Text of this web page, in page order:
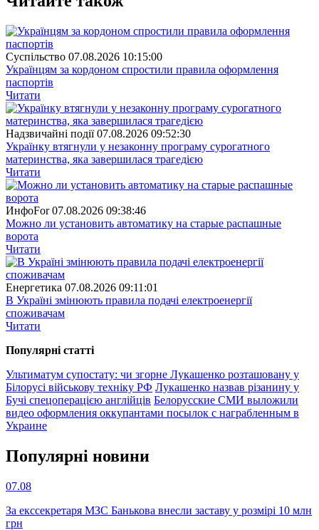
Суспiльство 07.08.2026 10:15:00
Українцям за кордоном спростили правила оформлення
паспортів
Читати
Надзвичайні події 07.08.2026 09:52:30
Українку втягнули у незаконну програму сурогатного
материнства, яка завершилася трагедією
Читати
ИнфоFor 07.08.2026 09:38:46
Можно ли установить автоматику на старые распашные
ворота
Читати
Енергетика 07.08.2026 09:11:01
В Україні змінюють правила подачі електроенергії
споживачам
Читати
Популярнi статтi
Ультиматум супостату: чи згорне Лукашенко розташовану у
Білорусі військову техніку РФ Лукашенко назвав різанину у
Бучі спецоперацією англійців Белорусские СМИ выложили
видео оформления оккупантами посылок с награбленным в
Украине
Популярнi новини
07.08
За екссекретаря МЗС Банькова внесли заставу у розмірі 10 млн
грн